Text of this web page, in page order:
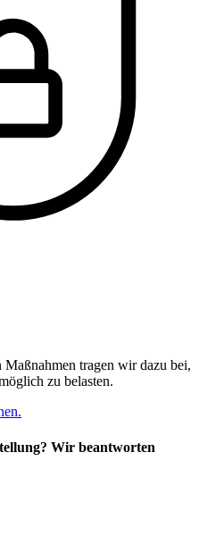
tragen wir dazu bei,
zu belasten.
Wir beantworten